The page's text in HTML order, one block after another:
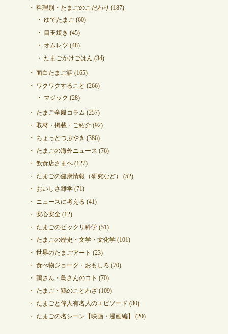
料理別・たまごのこだわり (187)
ゆでたまご(60)
目玉焼き (45)
オムレツ (48)
たまごかけごはん (34)
面白たまご話(165)
ワクワクすること (266)
マジック (28)
たまご全般コラム (257)
取材・掲載・ご紹介(92)
ちょっとつぶやき (386)
たまごの海外ニュース (76)
飲食店さまへ(127)
たまごの健康情報（研究など）
(52)
おいしさ雑学(71)
ニュースに考える (41)
安心安全(12)
たまごのビックリ科学(51)
たまごの歴史・文学・文化学(101)
世界のたまごアート (23)
食べ物ジョーク・おもしろ (70)
鶏さん・鳥さんのコト (70)
たまご・鶏のことわざ(109)
たまごと偉人有名人のエピソード (30)
たまごの名シーン【映画・漫画編】
(20)